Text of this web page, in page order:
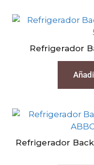
Refrigerador
Refrigerador